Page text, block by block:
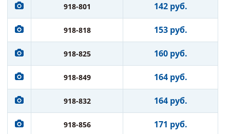
918-801 142 руб.
918-818 153 руб.
918-825 160 руб.
918-849 164 руб.
918-832 164 руб.
918-856 171 руб.